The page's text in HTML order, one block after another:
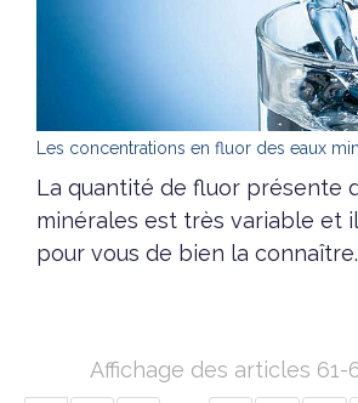
Les concentrations en fluor des eaux
La quantité de fluor présente
minérales est très variable et
pour vous de bien la connaître.
Affichage des articles 61-